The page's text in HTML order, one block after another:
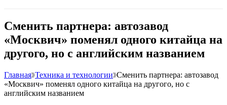
Сменить партнера: автозавод
«Москвич» поменял одного китайца на
другого, но с английским названием
Главная Техника и технологии Сменить партнера: автозавод
«Москвич» поменял одного китайца на другого, но с
английским названием